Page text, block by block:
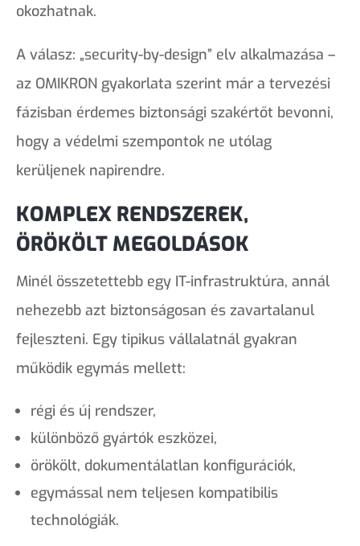
okozhatnak.
A válasz: „security-by-design” elv alkalmazása –
az OMIKRON gyakorlata szerint már a tervezési
fázisban érdemes biztonsági szakértőt bevonni,
hogy a védelmi szempontok ne utólag
kerüljenek napirendre.
KOMPLEX RENDSZEREK,
ÖRÖKÖLT MEGOLDÁSOK
Minél összetettebb egy IT-infrastruktúra, annál
nehezebb azt biztonságosan és zavartalanul
fejleszteni. Egy tipikus vállalatnál gyakran
működik egymás mellett:
régi és új rendszer,
különböző gyártók eszközei,
örökölt, dokumentálatlan konfigurációk,
egymással nem teljesen kompatibilis
technológiák.